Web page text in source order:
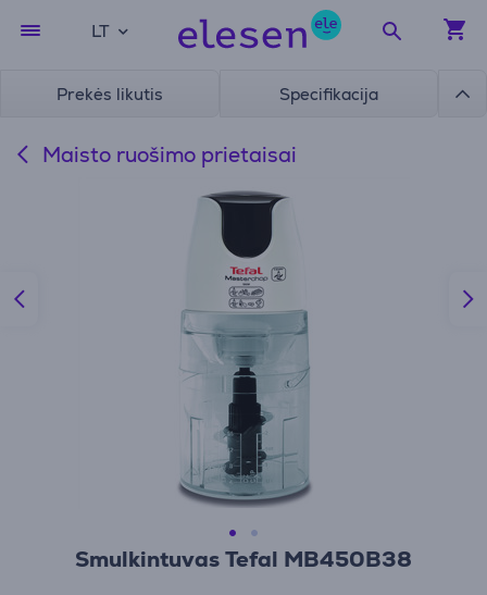
LT
Prekės likutis Specifikacija
Maisto ruošimo prietaisai
Smulkintuvas Tefal MB450B38